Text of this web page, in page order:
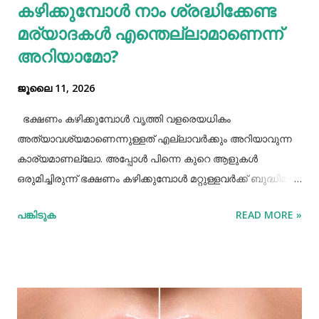
കഴിക്കുമ്പോൾ നാം ശ്രദ്ധിക്കേണ്ട
മര്യാദകൾ എന്തെല്ലാമാണെന്ന്
അറിയാമോ?
ജൂലൈ 11, 2026
ഭക്ഷണം കഴിക്കുമ്പോൾ വൃത്തി വളരെയധികം
അത്യാവശ്യമാണെന്നുള്ളത് എല്ലാവർക്കും അറിയാവുന്ന
കാര്യമാണല്ലോ. അപ്പോൾ പിന്നെ കുറെ ആളുകൾ
ഒരുമിച്ചിരുന്ന് ഭക്ഷണം കഴിക്കുമ്പോൾ മറ്റുള്ളവർക്ക് ബുദ്ധിമുട്ട്
ശ്രദ്ധിക്കേണ്ട ചില കാര്യങ്ങളുണ്ട്. ആദ്യമായി നമ്മൾ
കഴുകി ശുദ്ധിയാക്കേണ്ടതുണ്ട്. അതേപോലെ നമ്മുടെ
പങ്കിടുക READ MORE »